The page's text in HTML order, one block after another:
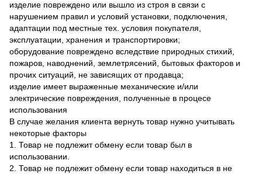
изделие повреждено или вышло из строя в связи с
нарушением правил и условий установки, подключения,
адаптации под местные тех. условия покупателя,
эксплуатации, хранения и транспортировки;
оборудование повреждено вследствие природных стихий,
пожаров, наводнений, землетрясений, бытовых факторов и
прочих ситуаций, не зависящих от продавца;
изделие имеет выраженные механические и/или
электрические повреждения, полученные в процесе
использования
В случае желания клиента вернуть товар нужно учитывать
некоторые факторы
1. Товар не подлежит обмену если товар был в
использовании.
2. Товар не подлежит обмену если товар находиться в не